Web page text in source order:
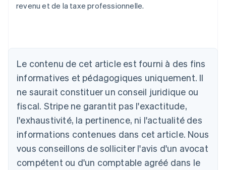
revenu et de la taxe professionnelle.
Le contenu de cet article est fourni à des fins
informatives et pédagogiques uniquement. Il
ne saurait constituer un conseil juridique ou
fiscal. Stripe ne garantit pas l'exactitude,
l'exhaustivité, la pertinence, ni l'actualité des
informations contenues dans cet article. Nous
vous conseillons de solliciter l'avis d'un avocat
compétent ou d'un comptable agréé dans le
DeutschEnglish
English
Autriche
Deutsch English
Belgique
NederlandsFrançaisDeutschEnglish
Brésil
Bulgarie
English